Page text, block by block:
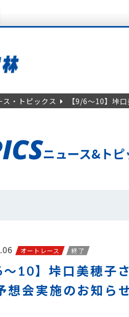
ス・トピックス 【9/6～10】垰
ニュース&トピ
オートレース 終了
～10】垰口美穂子
想会実施のお知ら